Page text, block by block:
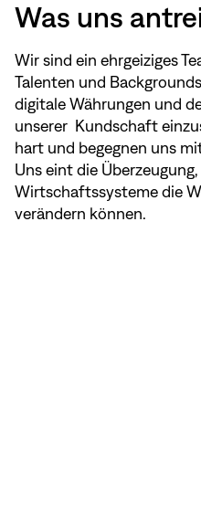
Was uns
Wir sind ein ehrgeiziges
Talenten und
digitale Währungen und
unserer Kundschaft
hart und begegnen uns
Uns eint die
Wirtschaftssysteme die
verändern können.